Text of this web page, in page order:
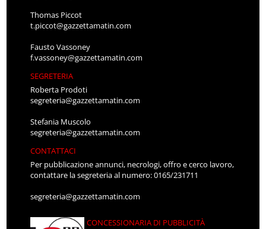
Thomas Piccot
t.piccot@gazzettamatin.com
Fausto Vassoney
f.vassoney@gazzettamatin.com
SEGRETERIA
Roberta Prodoti
segreteria@gazzettamatin.com
Stefania Muscolo
segreteria@gazzettamatin.com
CONTATTACI
Per pubblicazione annunci, necrologi, offro e cerco lavoro,
contattare la segreteria al numero: 0165/231711
segreteria@gazzettamatin.com
CONCESSIONARIA DI PUBBLICITÀ